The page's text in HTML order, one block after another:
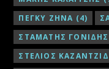
ΠΕΓΚΥ ΖΗΝΑ (4)
ΣΤΑΜΑΤΗΣ ΓΟΝΙΔΗΣ
ΣΤΕΛΙΟΣ